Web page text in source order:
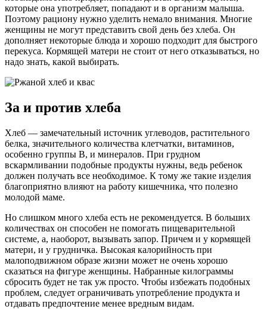
которые она употребляет, попадают и в организм малыша.
Поэтому рациону нужно уделить немало внимания. Многие
женщины не могут представить свой день без хлеба. Он
дополняет некоторые блюда и хорошо подходит для быстрого
перекуса. Кормящей матери не стоит от него отказываться, но
надо знать, какой выбирать.
За и против хлеба
Хлеб — замечательный источник углеводов, растительного
белка, значительного количества клетчатки, витаминов,
особенно группы B, и минералов. При грудном
вскармливании подобные продукты нужны, ведь ребенок
должен получать все необходимое. К тому же такие изделия
благоприятно влияют на работу кишечника, что полезно
молодой маме.
Но слишком много хлеба есть не рекомендуется. В больших
количествах он способен не помогать пищеварительной
системе, а, наоборот, вызывать запор. Причем и у кормящей
матери, и у грудничка. Высокая калорийность при
малоподвижном образе жизни может не очень хорошо
сказаться на фигуре женщины. Набранные килограммы
сбросить будет не так уж просто. Чтобы избежать подобных
проблем, следует ограничивать употребление продукта и
отдавать предпочтение менее вредным видам.